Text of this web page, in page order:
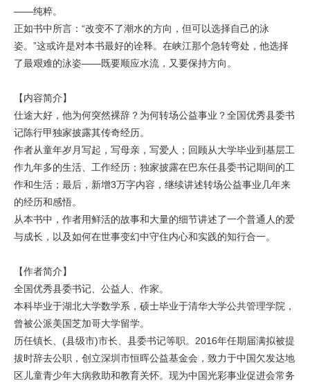
——纯粹。
正如书中所言：“改变不了潮水的方向，但可以选择自己的泳
姿。”这或许是对本书最好的诠释。在峡江那个急转弯处，他选择
了最艰难的泳姿——既要顺应水流，又要保持方向。
【内容简介】
仕途大好，他为何突然裸辞？为何转场公益事业？全国优秀县委书
记陈行甲独家披露其传奇经历。
作者从童年岁月写起，写母亲，写爱人；回顾从大学毕业到基层工
作九年多的生活、工作经历；独家披露在巴东任县委书记期间的工
作和生活；最后，新增3万字内容，继续讲述转场公益事业几年来
的经历和感悟。
从本书中，作者用鲜活的故事和大量的细节讲述了一个普通人的爱
与成长，以及如何在世事变幻中守住内心和实践的知行合一。
【作者简介】
全国优秀县委书记、公益人、作家。
本科毕业于湖北大学数学系，硕士毕业于清华大学公共管理学院，
曾被公派美国芝加哥大学留学。
历任镇长、(县级市)市长、县委书记等职。2016年任期届满拟被提
拔时辞去公职，创立深圳市恒晖公益基金会，致力于中国欠发达地
区儿童青少年大病救助和教育关怀。现为中国光彩事业促进会常务